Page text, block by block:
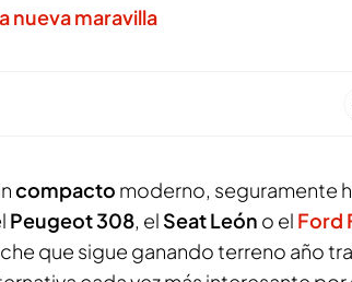
nueva maravilla
compacto moderno, seguramente
Peugeot 308, el Seat León o el Ford
que sigue ganando terreno año